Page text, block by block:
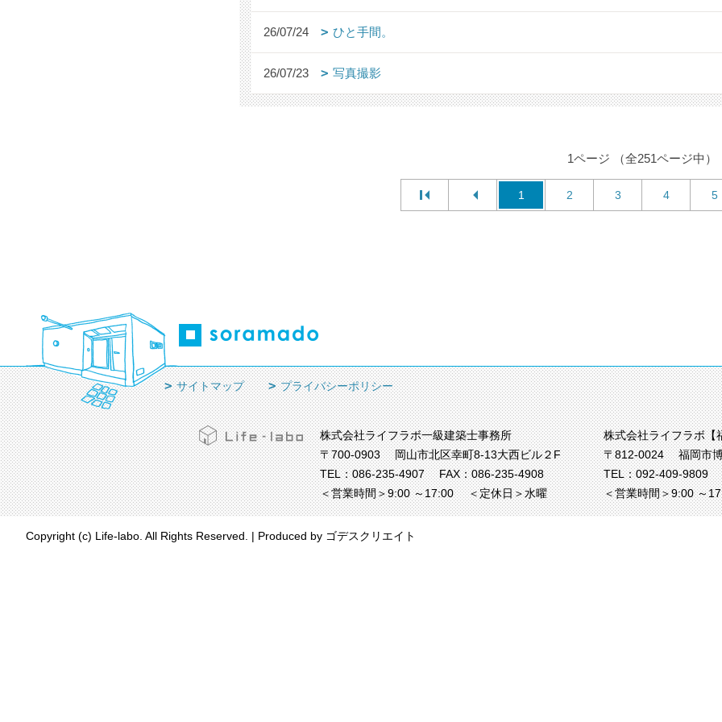
26/07/24 ひと手間。
26/07/23 写真撮影
1ページ （全251ページ中）
1 2 3 4 5
サイトマップ プライバシーポリシー
株式会社ライフラボ一級建築士事務所
〒700-0903岡山市北区幸町8-13大西ビル２F
TEL：086-235-4907
FAX：086-235-4908
＜営業時間＞9:00 ～17:00＜定休日＞水曜
株式会社ライフラボ【
〒812-0024福岡市
TEL：092-409-9809
＜営業時間＞9:00 ～
Copyright (c) Life-labo. All Rights Reserved. | Produced by ゴデスクリエイト